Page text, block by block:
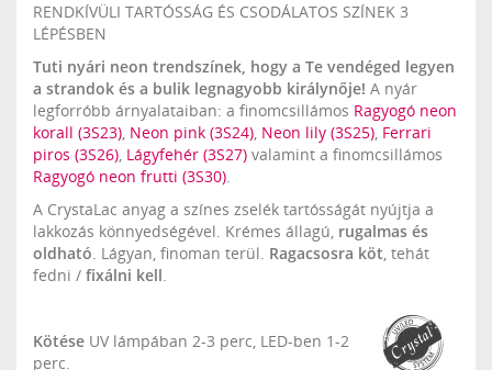
RENDKÍVÜLI TARTÓSSÁG ÉS CSODÁLATOS SZÍNEK 3
LÉPÉSBEN
Tuti nyári neon trendszínek, hogy a Te vendéged legyen
a strandok és a bulik legnagyobb királynője! A nyár
legforróbb árnyalataiban: a finomcsillámos Ragyogó neon
korall (3S23), Neon pink (3S24), Neon lily (3S25), Ferrari
piros (3S26), Lágyfehér (3S27) valamint a finomcsillámos
Ragyogó neon frutti (3S30).
A CrystaLac anyag a színes zselék tartósságát nyújtja a
lakkozás könnyedségével. Krémes állagú, rugalmas és
oldható. Lágyan, finoman terül. Ragacsosra köt, tehát
fedni / fixálni kell.
Kötése UV lámpában 2-3 perc, LED-ben 1-2
perc.